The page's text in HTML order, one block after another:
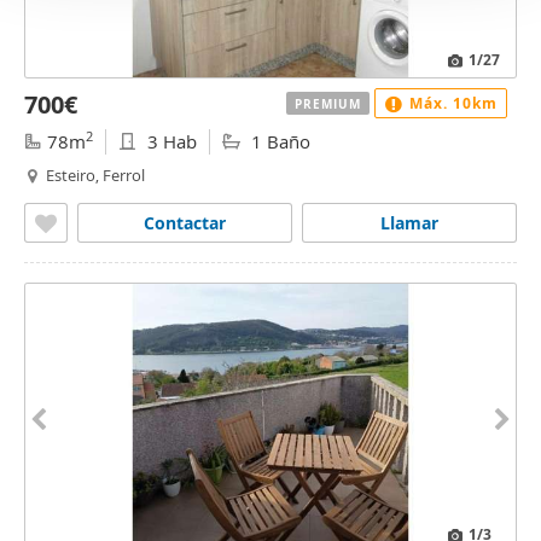
1/27
700€
78m2 3 Hab 1 Baño
Esteiro, Ferrol
Llamar
Contactar
PREMIUM Máx. 10km
1/3